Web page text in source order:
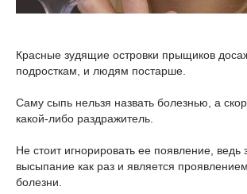
Красные зудящие островки прыщиков
подросткам, и людям постарше.
Саму сыпь нельзя назвать болезнью, а
какой-либо раздражитель.
Не стоит игнорировать ее появление, ведь
высыпание как раз и является
болезни.